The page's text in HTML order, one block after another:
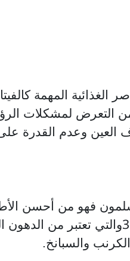
المهمة
من التعرض لمشكلات
العين وعدم القدرة
فهو من أحسن
3والتي تعتبر من الدهون
والسبانخ.